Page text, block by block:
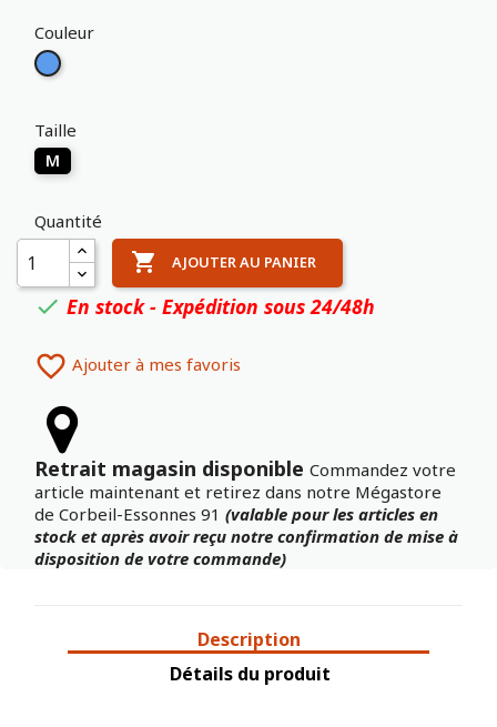
Couleur
Bleu
Taille
M
Quantité
 AJOUTER AU PANIER
 En stock - Expédition sous 24/48h
 Ajouter à mes favoris
Retrait magasin disponible Commandez votre
article maintenant et retirez dans notre Mégastore
de Corbeil-Essonnes 91 (valable pour les articles en
stock et après avoir reçu notre confirmation de mise à
disposition de votre commande)
Description
Détails du produit